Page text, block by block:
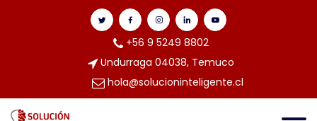
+56 9 5249 8802
Undurraga 04038, Temuco
hola@solucioninteligente.cl